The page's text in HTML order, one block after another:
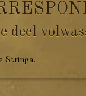
deel
Stringa.